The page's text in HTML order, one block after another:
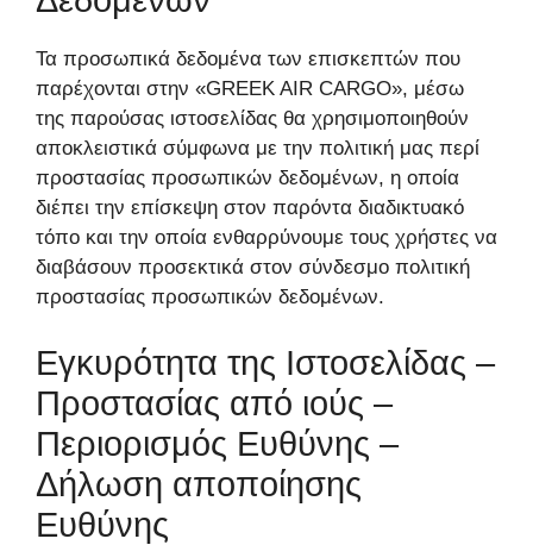
Τα προσωπικά δεδομένα των επισκεπτών που
παρέχονται στην «GREEK AIR CARGO», μέσω
της παρούσας ιστοσελίδας θα χρησιμοποιηθούν
αποκλειστικά σύμφωνα με την πολιτική μας περί
προστασίας προσωπικών δεδομένων, η οποία
διέπει την επίσκεψη στον παρόντα διαδικτυακό
τόπο και την οποία ενθαρρύνουμε τους χρήστες να
διαβάσουν προσεκτικά στον σύνδεσμο πολιτική
προστασίας προσωπικών δεδομένων.
Εγκυρότητα της Ιστοσελίδας –
Προστασίας από ιούς –
Περιορισμός Ευθύνης –
Δήλωση αποποίησης
Ευθύνης